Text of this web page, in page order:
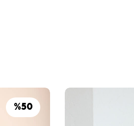
%50